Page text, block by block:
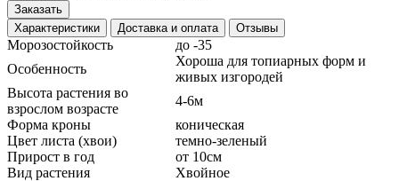
Заказать
Характеристики
Доставка и оплата Отзывы
Морозостойкость
до -35
Особенность
Хороша для топиарных форм и
живых изгородей
Высота растения во
взрослом возрасте
4-6м
Форма кроны
коническая
Цвет листа (хвои)
темно-зеленый
Прирост в год
от 10см
Вид растения
Хвойное